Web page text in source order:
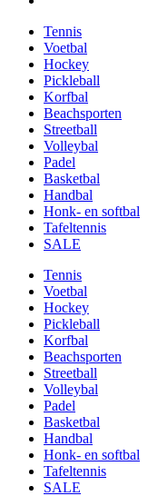
Tennis
Voetbal
Hockey
Pickleball
Korfbal
Beachsporten
Streetball
Volleybal
Padel
Basketbal
Handbal
Honk- en softbal
Tafeltennis
SALE
Tennis
Voetbal
Hockey
Pickleball
Korfbal
Beachsporten
Streetball
Volleybal
Padel
Basketbal
Handbal
Honk- en softbal
Tafeltennis
SALE